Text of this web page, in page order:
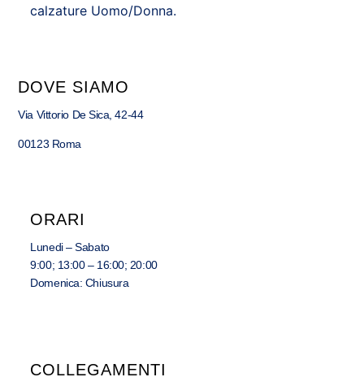
calzature Uomo/Donna.
DOVE SIAMO
Via Vittorio De Sica, 42-44
00123 Roma
ORARI
Lunedi – Sabato
9:00; 13:00 – 16:00; 20:00
Domenica: Chiusura
COLLEGAMENTI